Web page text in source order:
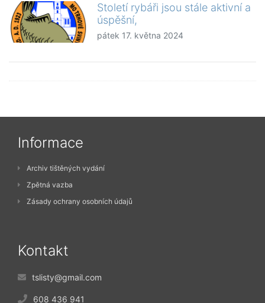
Století rybáři jsou stále aktivní a
úspěšní,
pátek 17. května 2024
Informace
Archiv tištěných vydání
Zpětná vazba
Zásady ochrany osobních údajů
Kontakt
tslisty@gmail.com
608 436 941